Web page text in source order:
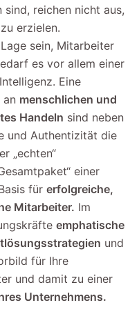
reichen nicht aus,
erzielen.
sein, Mitarbeiter
es vor allem einer
Eine
an menschlichen und
Handeln sind neben
und Authentizität die
„echten“
einer
für erfolgreiche,
Mitarbeiter. Im
emphatische
und
für Ihre
und damit zu einer
Unternehmens.